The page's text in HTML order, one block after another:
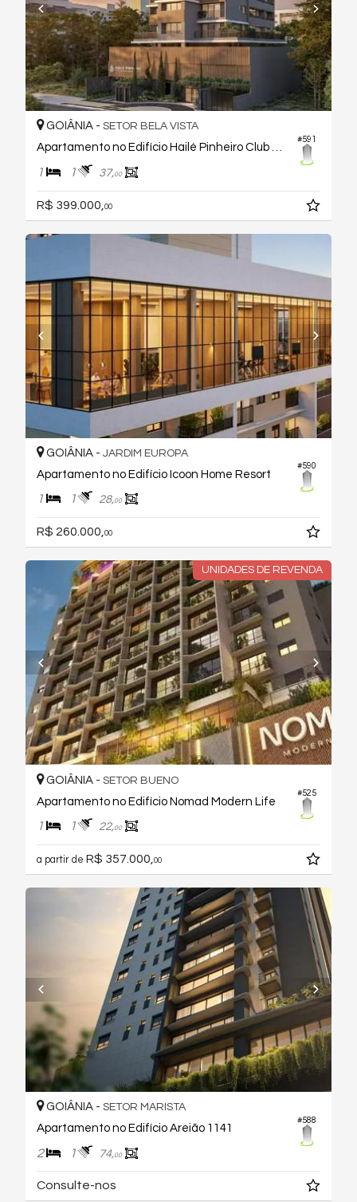
#591
GOIÂNIA - SETOR BELA VISTA
Apartamento no Edifício Hailé Pinheiro Club House
1 1 37,00
R$ 399.000, 00
#590
GOIÂNIA - JARDIM EUROPA
Apartamento no Edifício Icoon Home Resort
1 1 28,00
R$ 260.000,00
UNIDADES DE REVENDA
#525
GOIÂNIA - SETOR BUENO
Apartamento no Edifício Nomad Modern Life
1 1 22,00
a partir de R$ 357.000, 00
#588
GOIÂNIA - SETOR MARISTA
Apartamento no Edifício Areião 1141
2 1 74,00
Consulte-nos